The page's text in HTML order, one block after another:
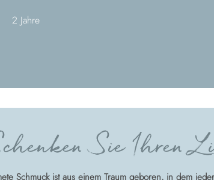
2 Jahre
Sie Ihren
Schmuck ist aus einem Traum geboren, in dem